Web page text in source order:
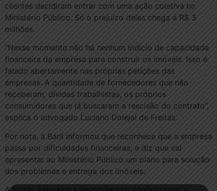
clientes decidiram entrar com uma ação coletiva no
Ministério Público. Só o prejuízo deles chega a R$ 3
milhões.
“Nesse momento não há nenhum indício de capacidade
financeira da empresa para construir os imóveis. Isso é
falado abertamente nas próprias petições das
empresas. A quantidade de fornecedores que não
receberam, dívidas trabalhistas, os próprios
consumidores que já buscaram a rescisão do contrato”,
explica o advogado Luciano Dolejal de Freitas.
Por nota, a Báril informou que reconhece que a empresa
passa por dificuldades financeiras, e diz que vai
apresentar ao Ministério Público um plano para solução
dos problemas e entrega dos imóveis.